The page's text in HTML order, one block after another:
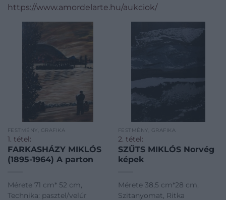
https://www.amordelarte.hu/aukciok/
FESTMÉNY, GRAFIKA
1. tétel:
FARKASHÁZY MIKLÓS
(1895-1964) A parton
Mérete 71 cm* 52 cm,
Technika: pasztel/velúr
FESTMÉNY, GRAFIKA
2. tétel:
SZŰTS MIKLÓS Norvég
képek
Mérete 38,5 cm*28 cm,
Szitanyomat, Ritka